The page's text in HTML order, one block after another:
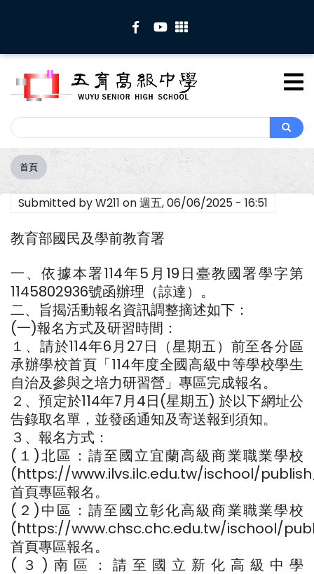
內
Search
Search
導
航
連
首頁
Submitted byW211 on週五, 06/06/2025 - 16:51
教育部國民及學前教育署
一、依據本署114年5月19日臺教國署學字第
1145802936號函辦理（諒達）。
二、旨揭活動報名資訊調整摘述如下：
(一)報名方式及研習時間：
１、請於114年6月27日（星期五）前至各分區
承辦學校首頁「114年度全國高級中等學校學生
自治及參與之培力研習營」專區完成報名。
２、預定於114年7月4日(星期五) 於以下網址公
告錄取名單，並發函通知及寄送報到須知。
３、報名方式：
(１)北區：請至國立宜蘭高級商業職業學校
(https://www.ilvs.ilc.edu.tw/ischool/
首頁專區報名。
(２)中區：請至國立彰化高級商業職業學校
(https://www.chsc.chc.edu.tw/ischool/
首頁專區報名。
(３)南區：請至國立新化高級中學